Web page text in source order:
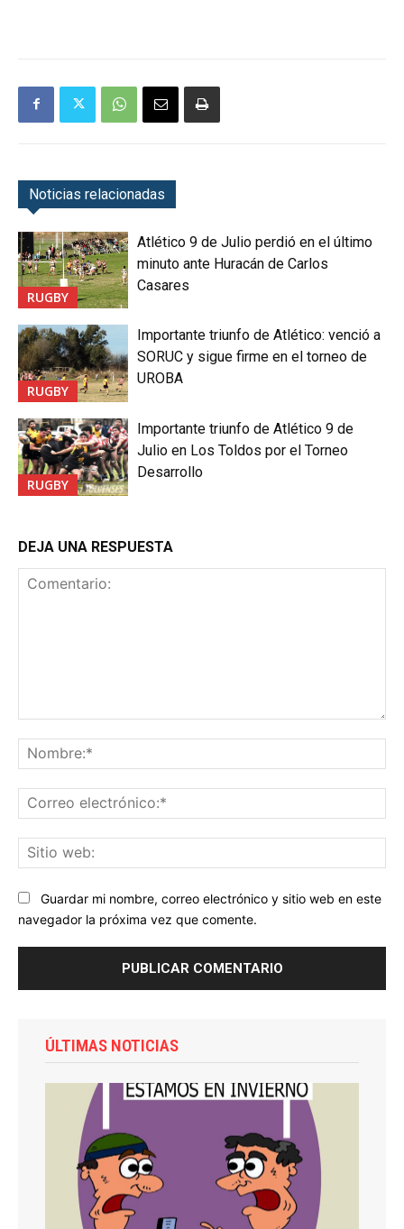
Noticias relacionadas
RUGBY
Atlético 9 de Julio perdió en el último
minuto ante Huracán de Carlos
Casares
RUGBY
Importante triunfo de Atlético: venció a
SORUC y sigue firme en el torneo de
UROBA
RUGBY
Importante triunfo de Atlético 9 de
Julio en Los Toldos por el Torneo
Desarrollo
DEJA UNA RESPUESTA
Guardar mi nombre, correo electrónico y sitio web en este
navegador la próxima vez que comente.
ÚLTIMAS NOTICIAS